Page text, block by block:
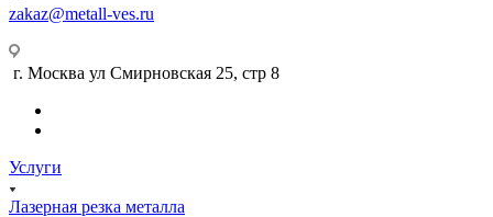
zakaz@metall-ves.ru
г. Москва ул Смирновская 25, стр 8
Услуги
Лазерная резка металла